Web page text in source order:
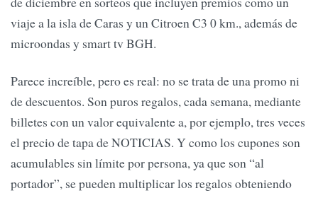
viaje a la isla de Caras y un Citroen C3 0 km., además de
microondas y smart tv BGH.
Parece increíble, pero es real: no se trata de una promo ni
de descuentos. Son puros regalos, cada semana, mediante
billetes con un valor equivalente a, por ejemplo, tres veces
el precio de tapa de NOTICIAS. Y como los cupones son
acumulables sin límite por persona, ya que son “al
portador”, se pueden multiplicar los regalos obteniendo